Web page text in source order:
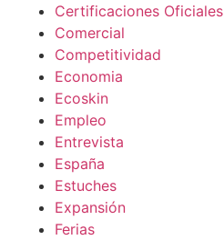
Certificaciones Oficiales
Comercial
Competitividad
Economia
Ecoskin
Empleo
Entrevista
España
Estuches
Expansión
Ferias